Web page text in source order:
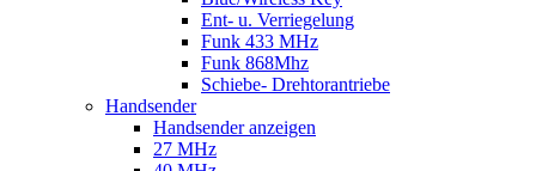
Ent- u. Verriegelung
Funk 433 MHz
Funk 868Mhz
Schiebe- Drehtorantriebe
Handsender
Handsender anzeigen
27 MHz